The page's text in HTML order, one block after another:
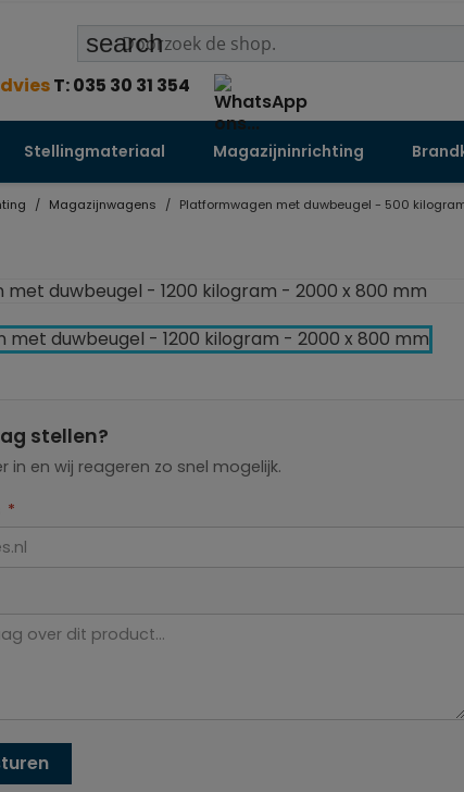
search
T: 035 30 31 354
Stellingmateriaal Magazijninrichting
Magazijnwagens Platformwagen met duwbeugel - 500
stellen?
in en wij reageren zo snel mogelijk.
*